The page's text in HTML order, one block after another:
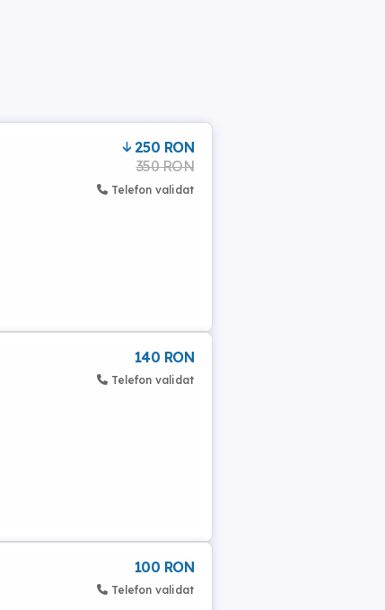
250 RON
350 RON
Telefon validat
140 RON
Telefon validat
100 RON
Telefon validat